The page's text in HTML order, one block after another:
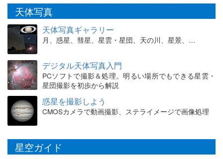
天体写真
天体写真ギャラリー
月、惑星、彗星、星雲・星団、天の川、星景、…
デジタル天体写真入門
PCソフトで撮影＆処理。明るい場所でもできる星雲・
星団撮影を初歩から解説
惑星を撮影しよう
CMOSカメラで動画撮影、ステライメージで画像処理
星空ガイド